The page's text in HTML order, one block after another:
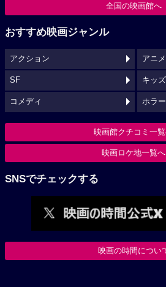
全国の映画館へ
おすすめ映画ジャンル
アクション アニ
SF キッズ
コメディ ホラー
映画館クチコミ一
映画ロケ地一覧へ
SNSでチェックする
映画の時間につい